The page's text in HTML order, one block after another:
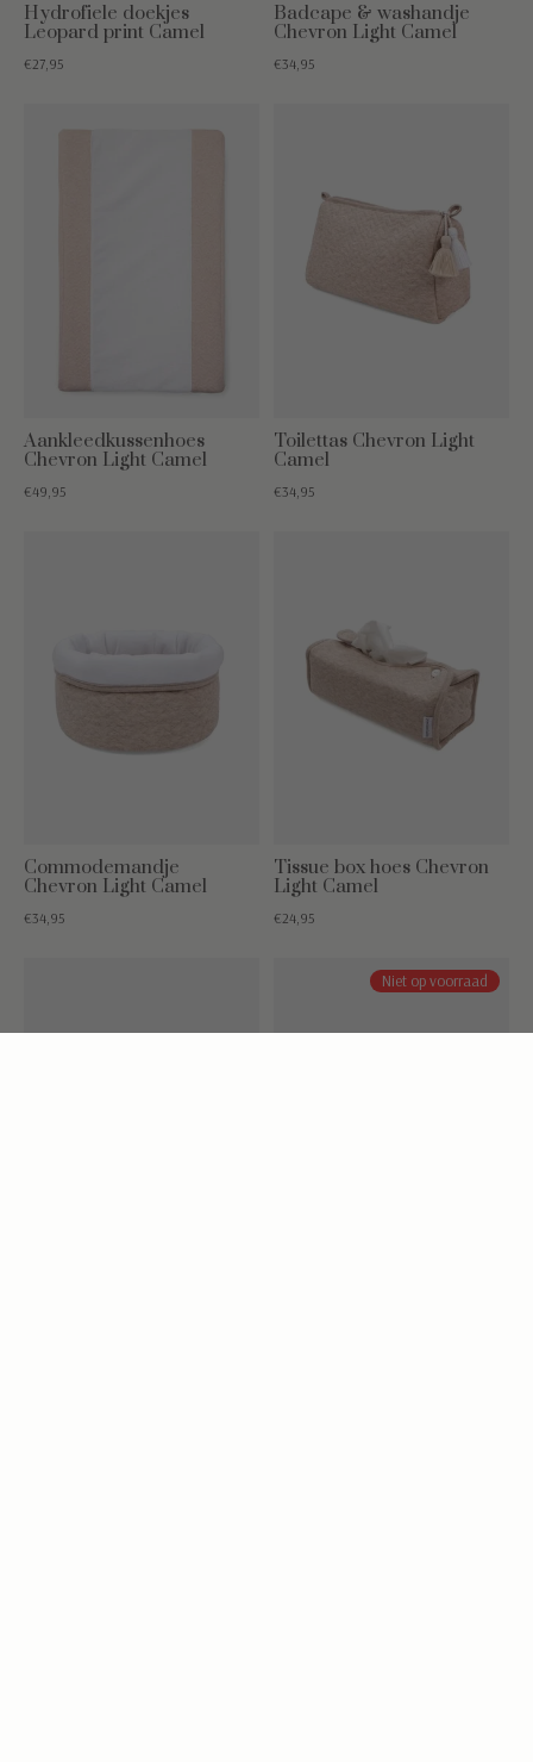
Hydrofiele doekjes
Leopard print Camel
€27,95
Badcape & washandje
Chevron Light Camel
€34,95
Aankleedkussenhoes
Chevron Light Camel
€49,95
Toilettas Chevron Light
Camel
€34,95
Commodemandje
Chevron Light Camel
€34,95
Tissue box hoes Chevron
Light Camel
€24,95
Niet op voorraad